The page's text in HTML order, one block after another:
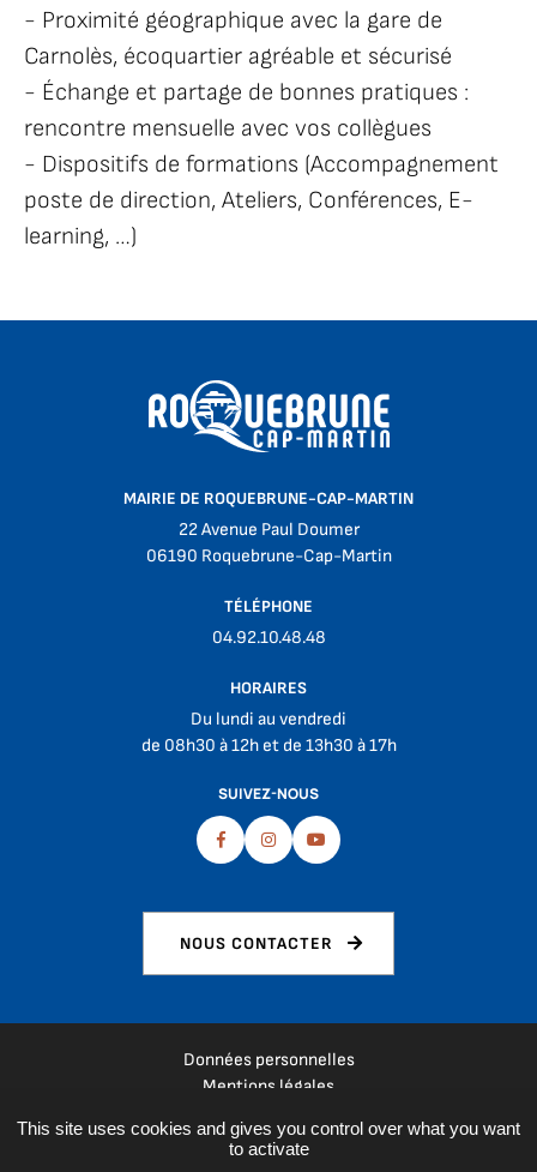
- Proximité géographique avec la gare de
Carnolès, écoquartier agréable et sécurisé
- Échange et partage de bonnes pratiques :
rencontre mensuelle avec vos collègues
- Dispositifs de formations (Accompagnement
poste de direction, Ateliers, Conférences, E-
learning, …)
MAIRIE DE ROQUEBRUNE-CAP-MARTIN
22 Avenue Paul Doumer
06190 Roquebrune-Cap-Martin
TÉLÉPHONE
04.92.10.48.48
HORAIRES
Du lundi au vendredi
de 08h30 à 12h et de 13h30 à 17h
SUIVEZ-NOUS
FacebookInstagramYoutube
NOUS CONTACTER
Données personnelles
Mentions légales
Espace presse
This site uses cookies and gives you control over what you want
to activate